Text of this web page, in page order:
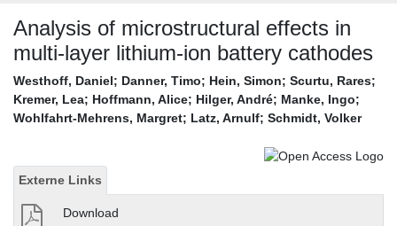
Analysis of microstructural effects in
multi-layer lithium-ion battery cathodes
Westhoff, Daniel; Danner, Timo; Hein, Simon; Scurtu, Rares;
Kremer, Lea; Hoffmann, Alice; Hilger, André; Manke, Ingo;
Wohlfahrt-Mehrens, Margret; Latz, Arnulf; Schmidt, Volker
Externe Links
Download